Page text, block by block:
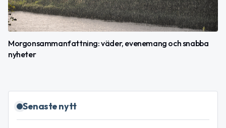
Morgonsammanfattning: väder, evenemang och snabba
nyheter
Senaste nytt